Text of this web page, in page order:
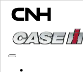
CONSULTER